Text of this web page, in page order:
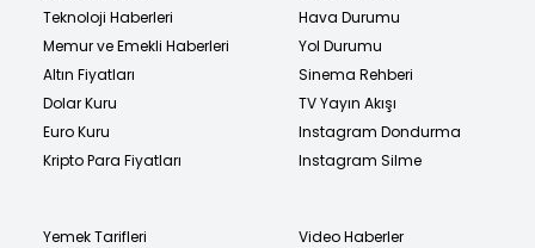
Teknoloji Haberleri
Memur ve Emekli Haberleri
Altın Fiyatları
Dolar Kuru
Euro Kuru
Kripto Para Fiyatları
Hava Durumu
Yol Durumu
Sinema Rehberi
TV Yayın Akışı
Instagram Dondurma
Instagram Silme
Yemek Tarifleri
Video Haberler